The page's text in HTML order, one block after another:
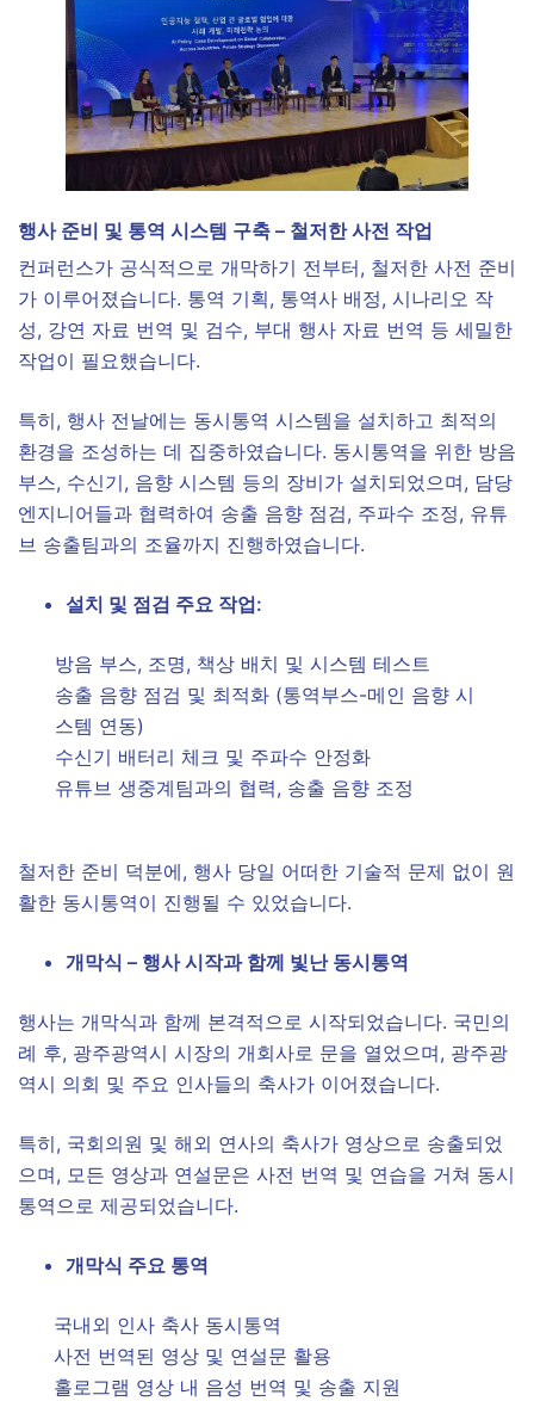
행사 준비 및 통역 시스템 구축 – 철저한 사전 작업
컨퍼런스가 공식적으로 개막하기 전부터, 철저한 사전 준비
가 이루어졌습니다. 통역 기획, 통역사 배정, 시나리오 작
성, 강연 자료 번역 및 검수, 부대 행사 자료 번역 등 세밀한
작업이 필요했습니다.
특히, 행사 전날에는 동시통역 시스템을 설치하고 최적의
환경을 조성하는 데 집중하였습니다. 동시통역을 위한 방음
부스, 수신기, 음향 시스템 등의 장비가 설치되었으며, 담당
엔지니어들과 협력하여 송출 음향 점검, 주파수 조정, 유튜
브 송출팀과의 조율까지 진행하였습니다.
설치 및 점검 주요 작업:
방음 부스, 조명, 책상 배치 및 시스템 테스트
송출 음향 점검 및 최적화 (통역부스-메인 음향 시
스템 연동)
수신기 배터리 체크 및 주파수 안정화
유튜브 생중계팀과의 협력, 송출 음향 조정
철저한 준비 덕분에, 행사 당일 어떠한 기술적 문제 없이 원
활한 동시통역이 진행될 수 있었습니다.
개막식 – 행사 시작과 함께 빛난 동시통역
행사는 개막식과 함께 본격적으로 시작되었습니다. 국민의
례 후, 광주광역시 시장의 개회사로 문을 열었으며, 광주광
역시 의회 및 주요 인사들의 축사가 이어졌습니다.
특히, 국회의원 및 해외 연사의 축사가 영상으로 송출되었
으며, 모든 영상과 연설문은 사전 번역 및 연습을 거쳐 동시
통역으로 제공되었습니다.
개막식 주요 통역
국내외 인사 축사 동시통역
사전 번역된 영상 및 연설문 활용
홀로그램 영상 내 음성 번역 및 송출 지원